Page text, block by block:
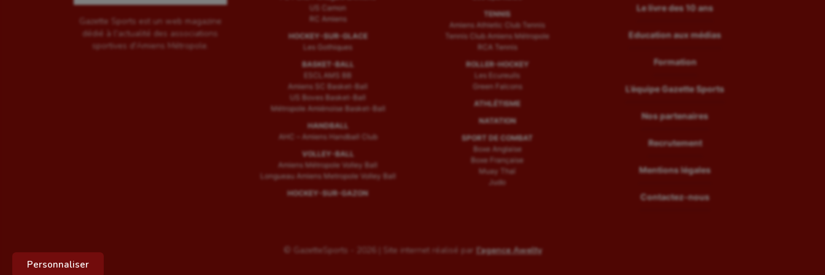
Personnaliser
Gazette Sports est un web magazine
dédié à l'actualité des associations
sportives d'Amiens Métropole.
US Camon
RC Amiens
HOCKEY-SUR-GLACE
Les Gothiques
BASKET-BALL
ESCLAMS BB
Amiens SC Basket-Ball
US Boves Basket-Ball
Métropole Amiénoise Basket-Ball
HANDBALL
AHC – Amiens Handball Club
VOLLEY-BALL
Amiens Métropole Volley Ball
Longueau Amiens Metropole Volley Ball
HOCKEY-SUR-GAZON
TENNIS
Amiens Athletic Club Tennis
Tennis Club Amiens Métropole
RCA Tennis
ROLLER-HOCKEY
Les Ecureuils
Green Falcons
ATHLÉTISME
NATATION
SPORT DE COMBAT
Boxe Anglaise
Boxe Française
Muay Thaï
Judo
Le livre des 10 ans
Education aux médias
Formation
L’équipe Gazette Sports
Nos partenaires
Recrutement
Mentions légales
Contactez-nous
© GazetteSports - 2026 | Site internet réalisé par l'agence Awelty